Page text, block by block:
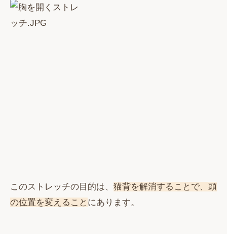
このストレッチの目的は、 猫背を解消することで、頭
の位置を変えること にあります。